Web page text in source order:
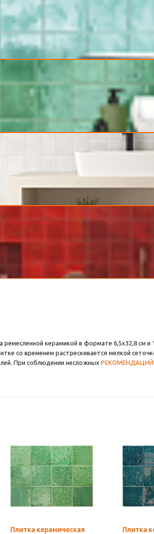
керамикой в формате 6,5x32,8 см и
со временем растрескивается мелкой
При соблюдении несложных
Плитка керамическая
Плитка